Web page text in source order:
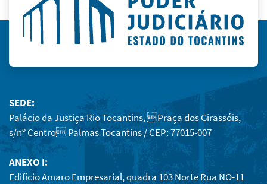
SEDE:
Palácio da Justiça Rio Tocantins, Praça dos Girassóis,
s/nº Centro Palmas Tocantins / CEP: 77015-007
ANEXO I:
Edifício Amaro Empresarial, quadra 103 Norte Rua NO-11